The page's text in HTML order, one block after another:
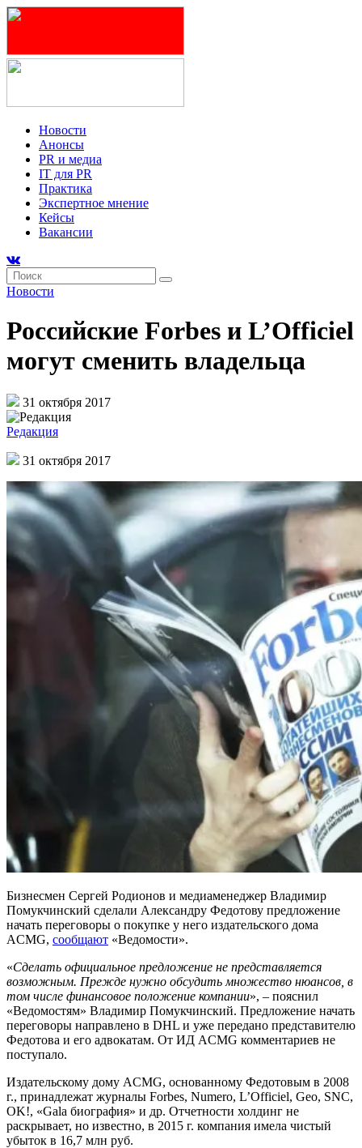
Новости
Анонсы
PR и медиа
IT для PR
Практика
Экспертное мнение
Кейсы
Вакансии
Новости
Российские Forbes и L’Officiel
могут сменить владельца
31 октября 2017
Редакция
31 октября 2017
Бизнесмен Сергей Родионов и медиаменеджер Владимир
Помукчинский сделали Александру Федотову предложение
начать переговоры о покупке у него издательского дома
ACMG, сообщают «Ведомости».
«Сделать официальное предложение не представляется
возможным. Прежде нужно обсудить множество нюансов, в
том числе финансовое положение компании», – пояснил
«Ведомостям» Владимир Помукчинский. Предложение начать
переговоры направлено в DHL и уже передано представителю
Федотова и его адвокатам. От ИД ACMG комментариев не
поступало.
Издательскому дому ACMG, основанному Федотовым в 2008
г., принадлежат журналы Forbes, Numero, L’Officiel, Geo, SNC,
OK!, «Gala биография» и др. Отчетности холдинг не
раскрывает, но известно, в 2015 г. компания имела чистый
убыток в 16,7 млн руб.